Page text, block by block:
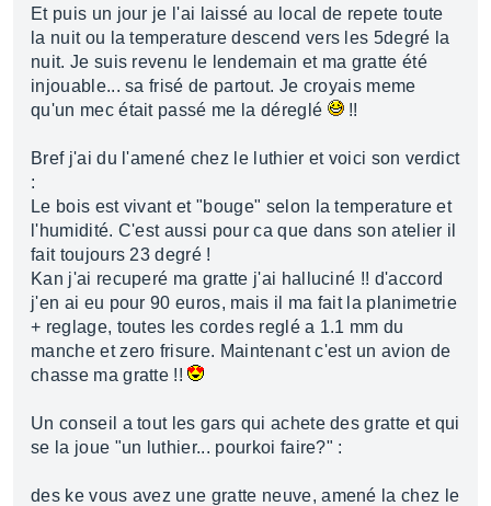
Et puis un jour je l'ai laissé au local de repete toute
la nuit ou la temperature descend vers les 5degré la
nuit. Je suis revenu le lendemain et ma gratte été
injouable... sa frisé de partout. Je croyais meme
qu'un mec était passé me la déreglé
!!
Bref j'ai du l'amené chez le luthier et voici son verdict
:
Le bois est vivant et "bouge" selon la temperature et
l'humidité. C'est aussi pour ca que dans son atelier il
fait toujours 23 degré !
Kan j'ai recuperé ma gratte j'ai halluciné !! d'accord
j'en ai eu pour 90 euros, mais il ma fait la planimetrie
+ reglage, toutes les cordes reglé a 1.1 mm du
manche et zero frisure. Maintenant c'est un avion de
chasse ma gratte !!
Un conseil a tout les gars qui achete des gratte et qui
se la joue "un luthier... pourkoi faire?" :
des ke vous avez une gratte neuve, amené la chez le